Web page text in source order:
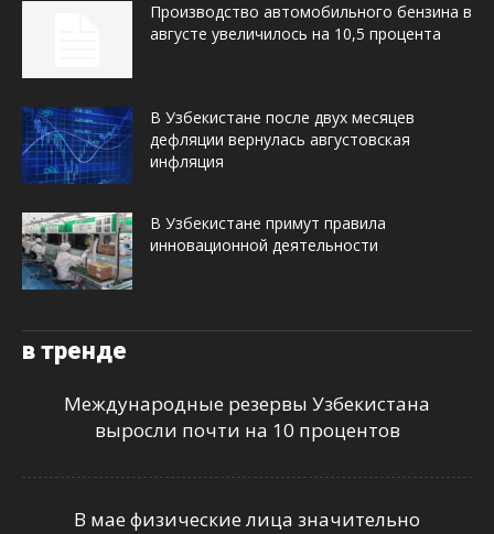
Производство автомобильного бензина в
августе увеличилось на 10,5 процента
В Узбекистане после двух месяцев
дефляции вернулась августовская
инфляция
В Узбекистане примут правила
инновационной деятельности
в тренде
Международные резервы Узбекистана
выросли почти на 10 процентов
В мае физические лица значительно